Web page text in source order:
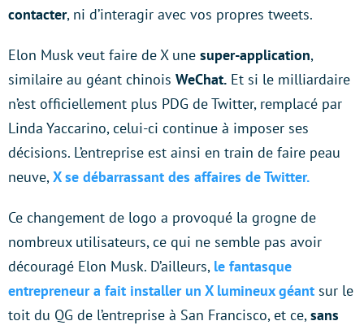
contacter, ni d’interagir avec vos propres tweets.
Elon Musk veut faire de X une super-application,
similaire au géant chinois WeChat. Et si le milliardaire
n’est officiellement plus PDG de Twitter, remplacé par
Linda Yaccarino, celui-ci continue à imposer ses
décisions. L’entreprise est ainsi en train de faire peau
neuve, X se débarrassant des affaires de Twitter.
Ce changement de logo a provoqué la grogne de
nombreux utilisateurs, ce qui ne semble pas avoir
découragé Elon Musk. D’ailleurs, le fantasque
entrepreneur a fait installer un X lumineux géant sur le
toit du QG de l’entreprise à San Francisco, et ce, sans